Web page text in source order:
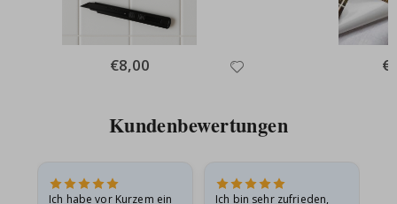
Special
Price
€8,00
Kundenbewertungen
Ich habe vor Kurzem ein
Ich bin sehr zufrieden,